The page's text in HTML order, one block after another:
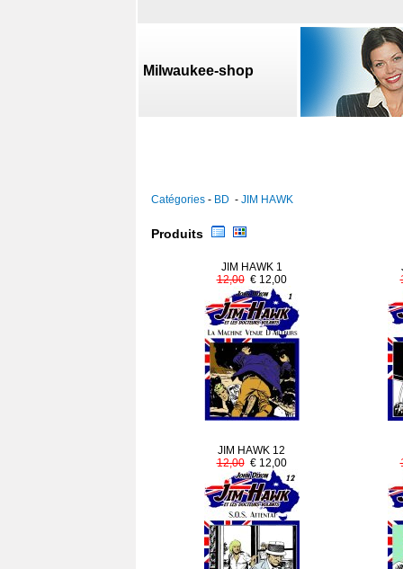
Milwaukee-shop
Catégories- BD - JIM HAWK
Produits
JIM HAWK 1
12,00€ 12,00
JIM HAWK 12
12,00€ 12,00